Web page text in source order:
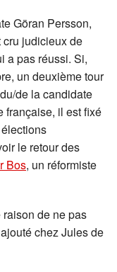
Göran Persson,
cru judicieux de
a pas réussi. Si,
un deuxième tour
de la candidate
française, il est fixé
le retour des
Bos, un réformiste
de ne pas
chez Jules de